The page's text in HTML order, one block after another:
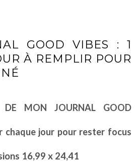
GOOD VIBES : 1
À REMPLIR POUR
DE MON JOURNAL GOOD
chaque jour pour rester focus
16,99 x 24,41